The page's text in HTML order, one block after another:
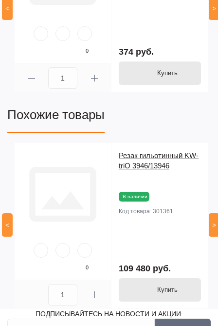
<
0 374 руб.
Купить
>
Похожие товары
<
0
Резак гильотинный KW-
triO 3946/13946
В наличии
Код товара: 301361
109 480 руб.
Купить
>
ПОДПИСЫВАЙТЕСЬ НА НОВОСТИ И АКЦИИ: